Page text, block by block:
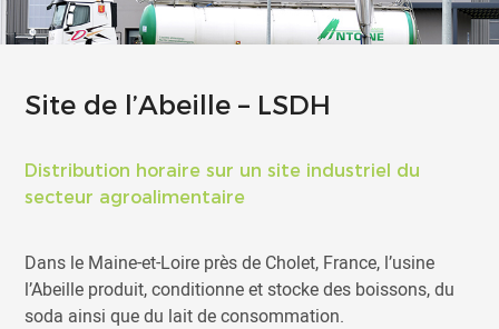
Site de l’Abeille – LSDH
Distribution horaire sur un site industriel du
secteur agroalimentaire
Dans le Maine-et-Loire près de Cholet, France, l’usine
l’Abeille produit, conditionne et stocke des boissons, du
soda ainsi que du lait de consommation.